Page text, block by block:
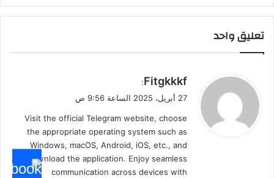
تعليق واحد
ي
ق
ل
Fitgkkkf
:
27 أبريل، 2025 الساعة 9:56 ص
Visit the official Telegram website, choose
the appropriate operating system such as
Windows, macOS, Android, iOS, etc., and
download the application. Enjoy seamless
communication across devices with